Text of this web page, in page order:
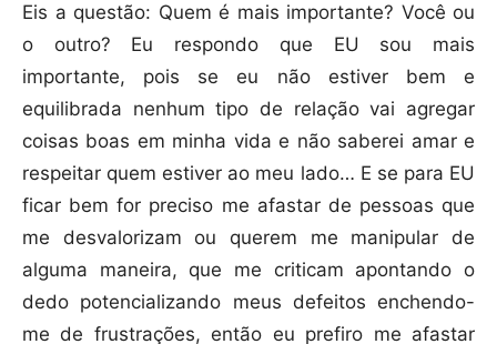
Eis a questão: Quem é mais importante? Você ou
o outro? Eu respondo que EU sou mais
importante, pois se eu não estiver bem e
equilibrada nenhum tipo de relação vai agregar
coisas boas em minha vida e não saberei amar e
respeitar quem estiver ao meu lado… E se para EU
ficar bem for preciso me afastar de pessoas que
me desvalorizam ou querem me manipular de
alguma maneira, que me criticam apontando o
dedo potencializando meus defeitos enchendo-
me de frustrações, então eu prefiro me afastar